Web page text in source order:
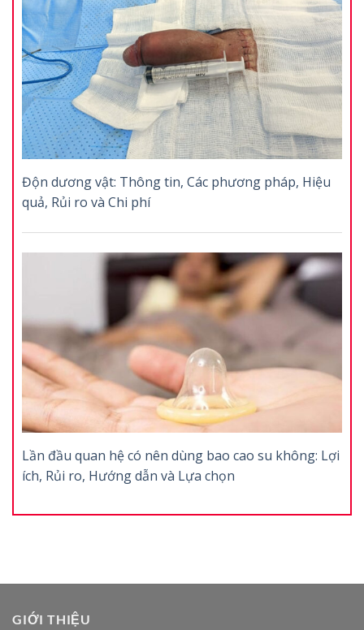
Độn dương vật: Thông tin, Các phương pháp, Hiệu
quả, Rủi ro và Chi phí
Lần đầu quan hệ có nên dùng bao cao su không: Lợi
ích, Rủi ro, Hướng dẫn và Lựa chọn
GIỚI THIỆU